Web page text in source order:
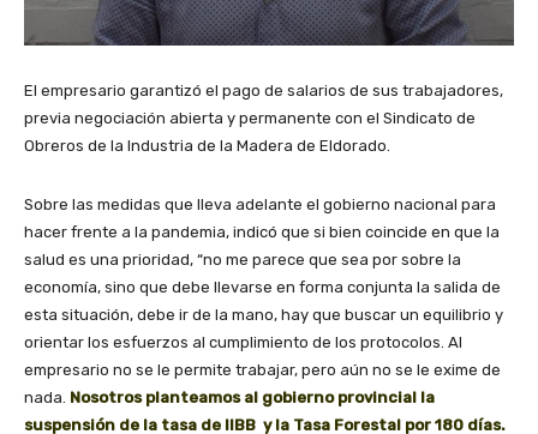
El empresario garantizó el pago de salarios de sus trabajadores,
previa negociación abierta y permanente con el Sindicato de
Obreros de la Industria de la Madera de Eldorado.
Sobre las medidas que lleva adelante el gobierno nacional para
hacer frente a la pandemia, indicó que si bien coincide en que la
salud es una prioridad, “no me parece que sea por sobre la
economía, sino que debe llevarse en forma conjunta la salida de
esta situación, debe ir de la mano, hay que buscar un equilibrio y
orientar los esfuerzos al cumplimiento de los protocolos. Al
empresario no se le permite trabajar, pero aún no se le exime de
nada. Nosotros planteamos al gobierno provincial la
suspensión de la tasa de IIBB y la Tasa Forestal por 180 días.